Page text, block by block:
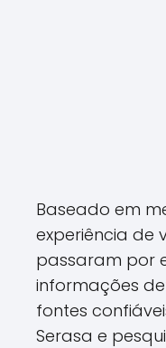
Baseado em
experiência de
passaram por
informações
fontes
Serasa e